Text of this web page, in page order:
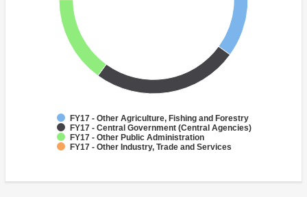
FY17 - Other Agriculture, Fishing and Forestry
FY17 - Central Government (Central Agencies)
FY17 - Other Public Administration
FY17 - Other Industry, Trade and Services